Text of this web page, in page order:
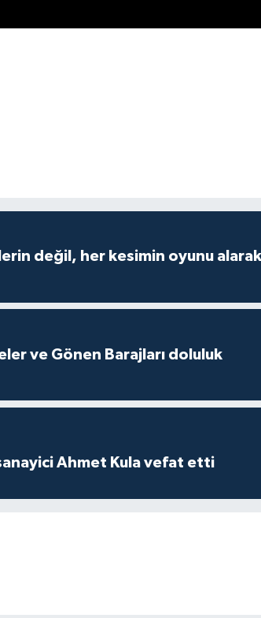
değil, her kesimin oyunu alarak
ve Gönen Barajları doluluk
Ahmet Kula vefat etti